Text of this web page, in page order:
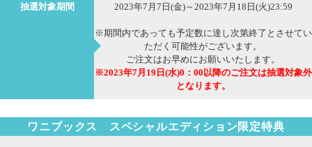
抽選対象期間 2023年7月7日(金)～2023年7月18日(火)23:59
※期間内であっても予定数に達し次第終了とさせてい
ただく可能性がございます。
ご注文はお早めにお願いいたします。
※2023年7月19日(水)0：00以降のご注文は抽選対象外
となります。
ワニブックス スペシャルエディション限定特典